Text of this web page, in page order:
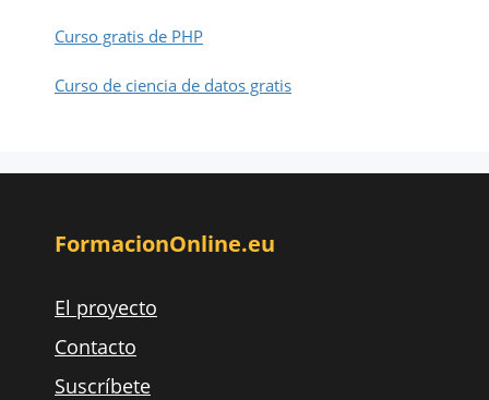
Curso gratis de PHP
Curso de ciencia de datos gratis
FormacionOnline.eu
El proyecto
Contacto
Suscríbete